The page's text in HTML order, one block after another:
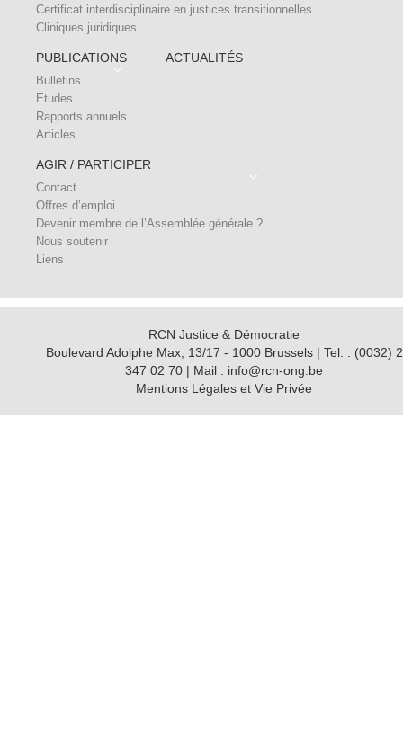
Certificat interdisciplinaire en justices transitionnelles
Cliniques juridiques
PUBLICATIONS
Bulletins
Etudes
Rapports annuels
Articles
ACTUALITÉS
AGIR / PARTICIPER
Contact
Offres d’emploi
Devenir membre de l’Assemblée générale ?
Nous soutenir
Liens
RCN Justice & Démocratie
Boulevard Adolphe Max, 13/17 - 1000 Brussels | Tel. : (0032) 2
347 02 70 | Mail : info@rcn-ong.be
Mentions Légales et Vie Privée